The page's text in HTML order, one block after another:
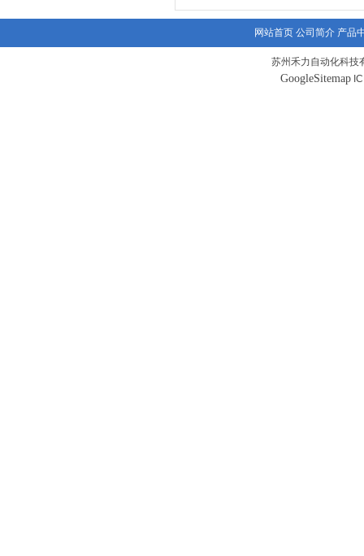
网站首页 公司简介 产品
苏州禾力自动化科技
GoogleSitemap